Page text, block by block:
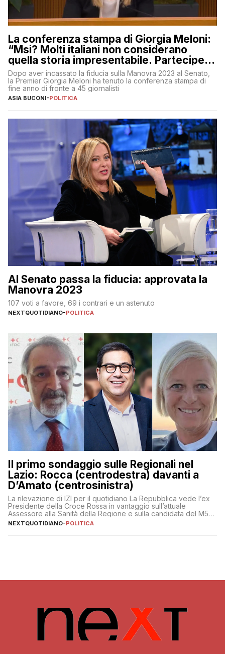
La conferenza stampa di Giorgia Meloni:
“Msi? Molti italiani non considerano
quella storia impresentabile. Parteciperò
al 25 aprile”
Dopo aver incassato la fiducia sulla Manovra 2023 al Senato,
la Premier Giorgia Meloni ha tenuto la conferenza stampa di
fine anno di fronte a 45 giornalisti
ASIA BUCONI-POLITICA
Al Senato passa la fiducia: approvata la
Manovra 2023
107 voti a favore, 69 i contrari e un astenuto
NEXTQUOTIDIANO-POLITICA
Il primo sondaggio sulle Regionali nel
Lazio: Rocca (centrodestra) davanti a
D’Amato (centrosinistra)
La rilevazione di IZI per il quotidiano La Repubblica vede l’ex
Presidente della Croce Rossa in vantaggio sull’attuale
Assessore alla Sanità della Regione e sulla candidata del M5S
Donatella Bianchi
NEXTQUOTIDIANO-POLITICA